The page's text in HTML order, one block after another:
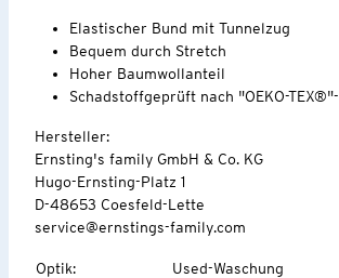
Elastischer Bund mit Tunnelzug
Bequem durch Stretch
Hoher Baumwollanteil
Schadstoffgeprüft nach "OEKO-
Hersteller:
Ernsting's family GmbH & Co. KG
Hugo-Ernsting-Platz 1
D-48653 Coesfeld-Lette
service@ernstings-family.com
Optik: Used-Waschung